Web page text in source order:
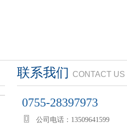
联系我们 CONTACT US
0755-28397973
公司电话：13509641599